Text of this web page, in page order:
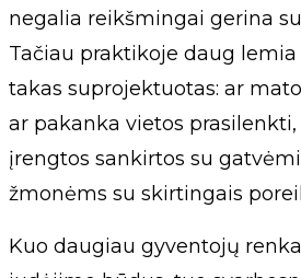
negalia reikšmingai gerina
Tačiau praktikoje daug
takas suprojektuotas: ar
ar pakanka vietos prasilenkti,
įrengtos sankirtos su
žmonėms su skirtingais
Kuo daugiau gyventojų